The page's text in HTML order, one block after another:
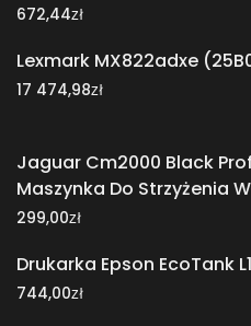
672,44zł
Lexmark MX822adxe
17 474,98zł
Jaguar Cm2000 Black
Maszynka Do Strzyżenia
299,00zł
Drukarka Epson EcoTank
744,00zł